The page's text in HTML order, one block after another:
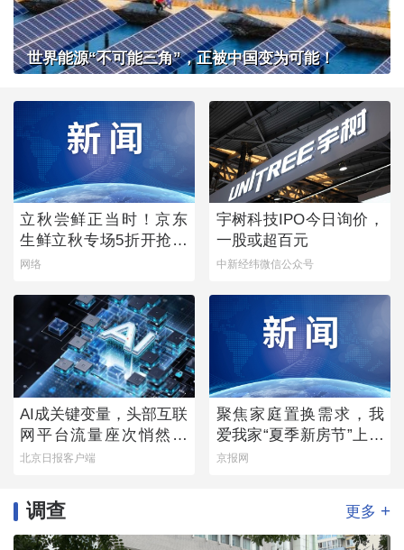
世界能源“不可能三角”，正被中国变为可能！
立秋尝鲜正当时！京东
生鲜立秋专场5折开抢，
承包你的秋日餐桌
网络
宇树科技IPO今日询价，
一股或超百元
中新经纬微信公众号
AI成关键变量，头部互联
网平台流量座次悄然生
变
北京日报客户端
聚焦家庭置换需求，我
爱我家“夏季新房节”上线
多重专属权益
京报网
调查 更多 +